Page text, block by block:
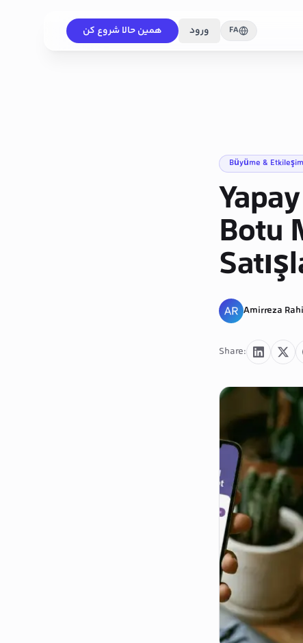
FA ورود همین حالا شروع کن
Büyüme & Etkileşim
Botu
Amirreza
Share: